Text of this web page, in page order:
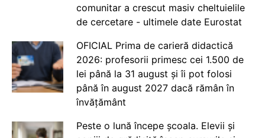
comunitar a crescut masiv cheltuielile
de cercetare - ultimele date Eurostat
OFICIAL Prima de carieră didactică
2026: profesorii primesc cei 1.500 de
lei până la 31 august și îi pot folosi
până în august 2027 dacă rămân în
învățământ
Peste o lună începe școala. Elevii și